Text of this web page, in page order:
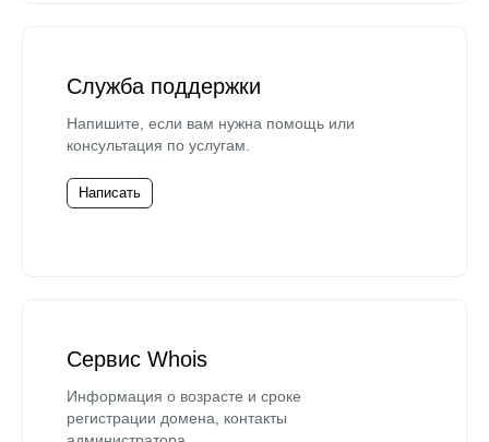
Служба поддержки
Напишите, если вам нужна помощь или
консультация по услугам.
Написать
Сервис Whois
Информация о возрасте и сроке
регистрации домена, контакты